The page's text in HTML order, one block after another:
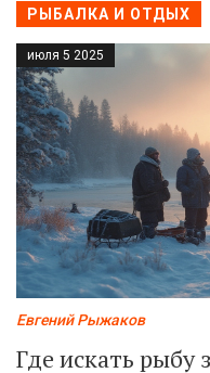
РЫБАЛКА И ОТДЫХ
июля 5 2025
Евгений Рыжаков
Где искать рыбу